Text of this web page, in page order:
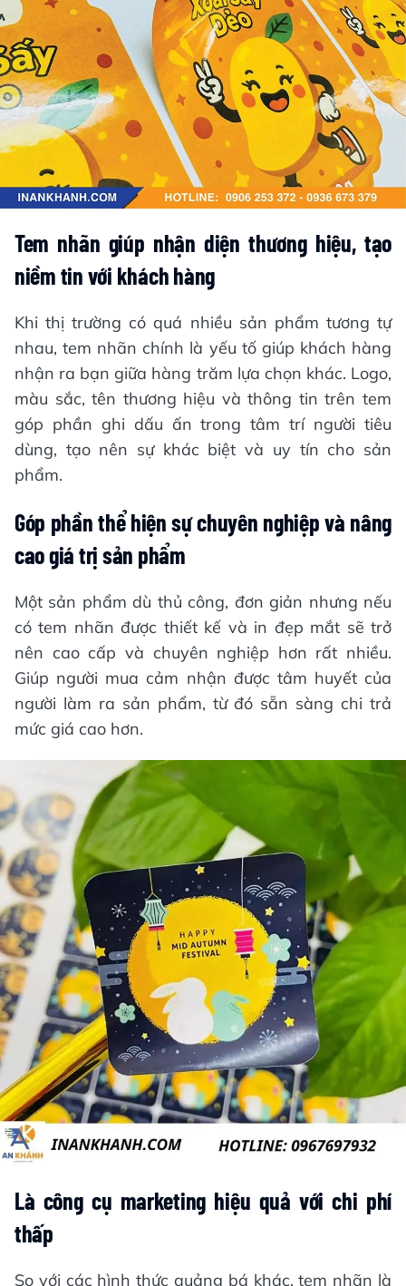
Tem nhãn giúp nhận diện thương hiệu, tạo
niềm tin với khách hàng
Khi thị trường có quá nhiều sản phẩm tương tự
nhau, tem nhãn chính là yếu tố giúp khách hàng
nhận ra bạn giữa hàng trăm lựa chọn khác. Logo,
màu sắc, tên thương hiệu và thông tin trên tem
góp phần ghi dấu ấn trong tâm trí người tiêu
dùng, tạo nên sự khác biệt và uy tín cho sản
phẩm.
Góp phần thể hiện sự chuyên nghiệp và nâng
cao giá trị sản phẩm
Một sản phẩm dù thủ công, đơn giản nhưng nếu
có tem nhãn được thiết kế và in đẹp mắt sẽ trở
nên cao cấp và chuyên nghiệp hơn rất nhiều.
Giúp người mua cảm nhận được tâm huyết của
người làm ra sản phẩm, từ đó sẵn sàng chi trả
mức giá cao hơn.
Là công cụ marketing hiệu quả với chi phí
thấp
So với các hình thức quảng bá khác, tem nhãn là